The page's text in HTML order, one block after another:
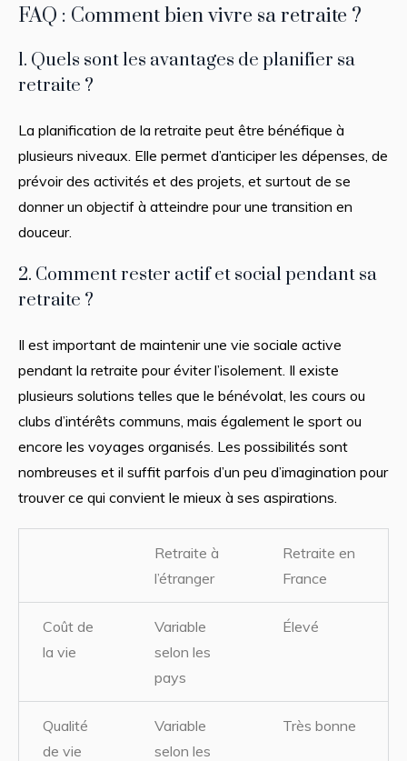
FAQ : Comment bien vivre sa retraite ?
1. Quels sont les avantages de planifier sa
retraite ?
La planification de la retraite peut être bénéfique à
plusieurs niveaux. Elle permet d’anticiper les dépenses, de
prévoir des activités et des projets, et surtout de se
donner un objectif à atteindre pour une transition en
douceur.
2. Comment rester actif et social pendant sa
retraite ?
Il est important de maintenir une vie sociale active
pendant la retraite pour éviter l’isolement. Il existe
plusieurs solutions telles que le bénévolat, les cours ou
clubs d’intérêts communs, mais également le sport ou
encore les voyages organisés. Les possibilités sont
nombreuses et il suffit parfois d’un peu d’imagination pour
trouver ce qui convient le mieux à ses aspirations.
Retraite à
l’étranger
Retraite en
France
Coût de
la vie
Variable
selon les
pays
Élevé
Qualité
de vie
Variable
selon les
Très bonne